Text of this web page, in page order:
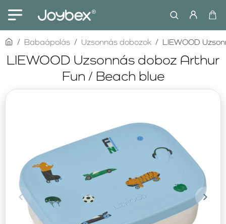
LIEWOOD Uzsonnás doboz Arthur
Fun / Beach blue
homeBabaápolás Uzsonnás dobozok LIEWOOD